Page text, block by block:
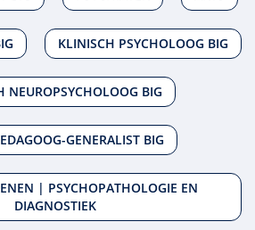
KLINISCH PSYCHOLOOG BIG
NEUROPSYCHOLOOG BIG
GENERALIST BIG
| PSYCHOPATHOLOGIE EN
DIAGNOSTIEK